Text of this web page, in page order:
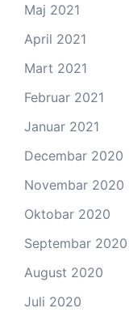
Maj 2021
April 2021
Mart 2021
Februar 2021
Januar 2021
Decembar 2020
Novembar 2020
Oktobar 2020
Septembar 2020
August 2020
Juli 2020